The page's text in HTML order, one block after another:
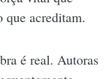
que acreditam.
é real. Autoras